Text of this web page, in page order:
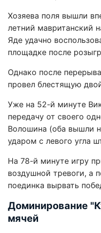
Хозяева поля вышли
летний мавританский
Яде удачно
площадке после
Однако после
провел блестящую
Уже на 52-й минуте
передачу от своего
Волошина (оба вышли
ударом с левого угла
На 78-й минуте игру
воздушной тревоги, а
поединка вырвать
Доминирование
мячей